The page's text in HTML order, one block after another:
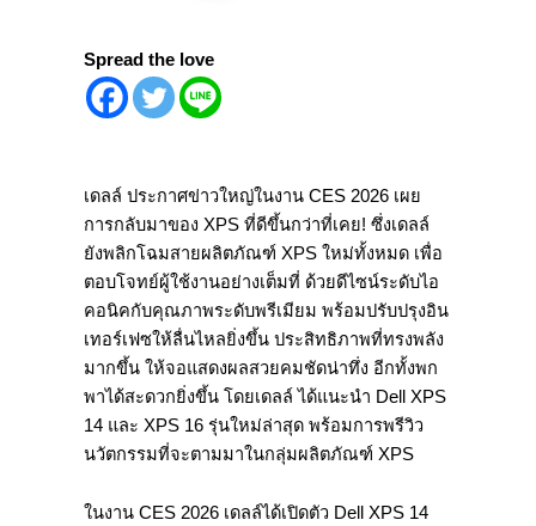
Spread the love
เดลล์ ประกาศข่าวใหญ่ในงาน CES 2026 เผย
การกลับมาของ XPS ที่ดีขึ้นกว่าที่เคย! ซึ่งเดลล์
ยังพลิกโฉมสายผลิตภัณฑ์ XPS ใหม่ทั้งหมด เพื่อ
ตอบโจทย์ผู้ใช้งานอย่างเต็มที่ ด้วยดีไซน์ระดับไอ
คอนิคกับคุณภาพระดับพรีเมียม พร้อมปรับปรุงอิน
เทอร์เฟซให้ลื่นไหลยิ่งขึ้น ประสิทธิภาพที่ทรงพลัง
มากขึ้น ให้จอแสดงผลสวยคมชัดน่าทึ่ง อีกทั้งพก
พาได้สะดวกยิ่งขึ้น โดยเดลล์ ได้แนะนำ Dell XPS
14 และ XPS 16 รุ่นใหม่ล่าสุด พร้อมการพรีวิว
นวัตกรรมที่จะตามมาในกลุ่มผลิตภัณฑ์ XPS
ในงาน CES 2026 เดลล์ได้เปิดตัว Dell XPS 14